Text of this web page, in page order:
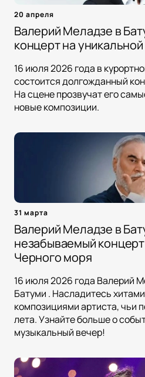
20 апреля
Валерий Меладзе в
концерт на
16 июля 2026 года в
состоится долгожданный
На сцене прозвучат его
новые композиции.
31 марта
Валерий Меладзе в
незабываемый
Черного моря
16 июля 2026 года Валерий
Батуми . Насладитесь
композициями артиста, чьи
лета. Узнайте больше о
музыкальный вечер!